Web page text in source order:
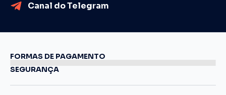
Canal do Telegram
FORMAS DE PAGAMENTO
SEGURANÇA